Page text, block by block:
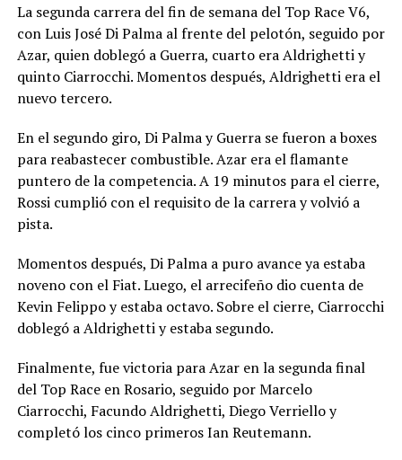
La segunda carrera del fin de semana del Top Race V6,
con Luis José Di Palma al frente del pelotón, seguido por
Azar, quien doblegó a Guerra, cuarto era Aldrighetti y
quinto Ciarrocchi. Momentos después, Aldrighetti era el
nuevo tercero.
En el segundo giro, Di Palma y Guerra se fueron a boxes
para reabastecer combustible. Azar era el flamante
puntero de la competencia. A 19 minutos para el cierre,
Rossi cumplió con el requisito de la carrera y volvió a
pista.
Momentos después, Di Palma a puro avance ya estaba
noveno con el Fiat. Luego, el arrecifeño dio cuenta de
Kevin Felippo y estaba octavo. Sobre el cierre, Ciarrocchi
doblegó a Aldrighetti y estaba segundo.
Finalmente, fue victoria para Azar en la segunda final
del Top Race en Rosario, seguido por Marcelo
Ciarrocchi, Facundo Aldrighetti, Diego Verriello y
completó los cinco primeros Ian Reutemann.